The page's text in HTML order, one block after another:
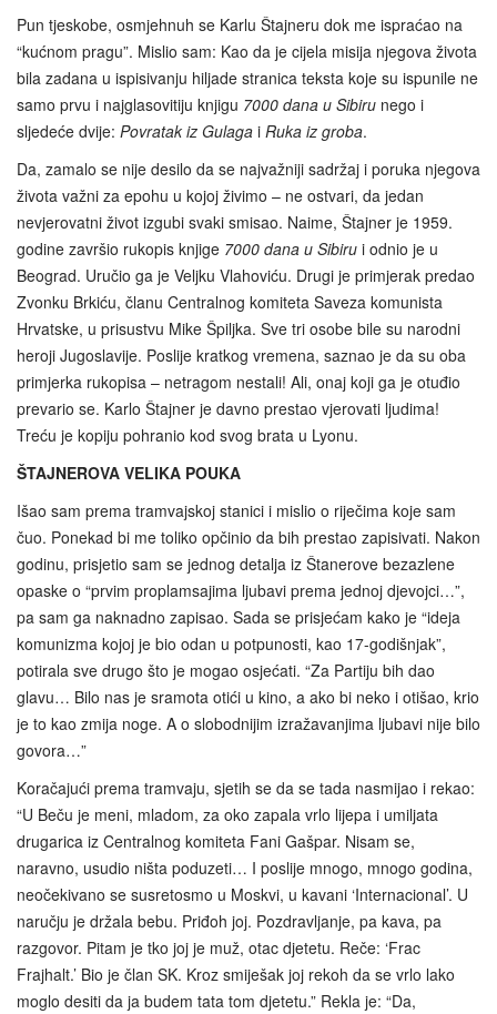
Pun tjeskobe, osmjehnuh se Karlu Štajneru dok me ispraćao na
“kućnom pragu”. Mislio sam: Kao da je cijela misija njegova života
bila zadana u ispisivanju hiljade stranica teksta koje su ispunile ne
samo prvu i najglasovitiju knjigu 7000 dana u Sibiru nego i
sljedeće dvije: Povratak iz Gulaga i Ruka iz groba.
Da, zamalo se nije desilo da se najvažniji sadržaj i poruka njegova
života važni za epohu u kojoj živimo – ne ostvari, da jedan
nevjerovatni život izgubi svaki smisao. Naime, Štajner je 1959.
godine završio rukopis knjige 7000 dana u Sibiru i odnio je u
Beograd. Uručio ga je Veljku Vlahoviću. Drugi je primjerak predao
Zvonku Brkiću, članu Centralnog komiteta Saveza komunista
Hrvatske, u prisustvu Mike Špiljka. Sve tri osobe bile su narodni
heroji Jugoslavije. Poslije kratkog vremena, saznao je da su oba
primjerka rukopisa – netragom nestali! Ali, onaj koji ga je otuđio
prevario se. Karlo Štajner je davno prestao vjerovati ljudima!
Treću je kopiju pohranio kod svog brata u Lyonu.
ŠTAJNEROVA VELIKA POUKA
Išao sam prema tramvajskoj stanici i mislio o riječima koje sam
čuo. Ponekad bi me toliko opčinio da bih prestao zapisivati. Nakon
godinu, prisjetio sam se jednog detalja iz Štanerove bezazlene
opaske o “prvim proplamsajima ljubavi prema jednoj djevojci…”,
pa sam ga naknadno zapisao. Sada se prisjećam kako je “ideja
komunizma kojoj je bio odan u potpunosti, kao 17-godišnjak”,
potirala sve drugo što je mogao osjećati. “Za Partiju bih dao
glavu… Bilo nas je sramota otići u kino, a ako bi neko i otišao, krio
je to kao zmija noge. A o slobodnijim izražavanjima ljubavi nije bilo
govora…”
Koračajući prema tramvaju, sjetih se da se tada nasmijao i rekao:
“U Beču je meni, mladom, za oko zapala vrlo lijepa i umiljata
drugarica iz Centralnog komiteta Fani Gašpar. Nisam se,
naravno, usudio ništa poduzeti… I poslije mnogo, mnogo godina,
neočekivano se susretosmo u Moskvi, u kavani ‘Internacional’. U
naručju je držala bebu. Priđoh joj. Pozdravljanje, pa kava, pa
razgovor. Pitam je tko joj je muž, otac djetetu. Reče: ‘Frac
Frajhalt.’ Bio je član SK. Kroz smiješak joj rekoh da se vrlo lako
moglo desiti da ja budem tata tom djetetu.” Rekla je: “Da,